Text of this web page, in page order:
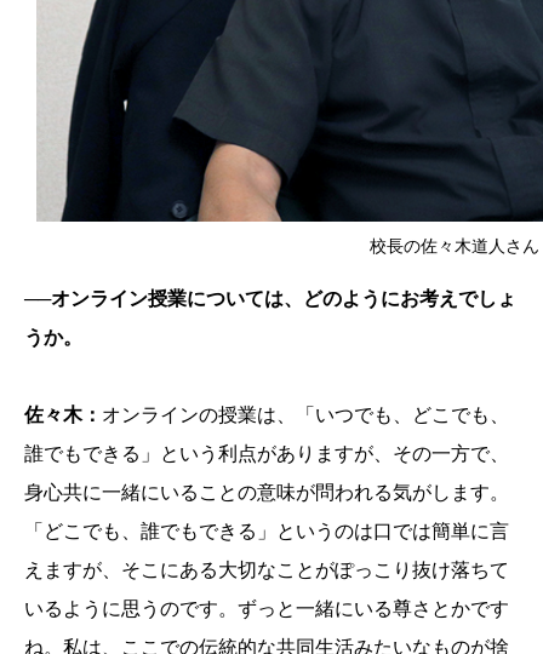
校長の佐々木道人さん
──オンライン授業については、どのようにお考えでしょ
うか。
佐々木： オンラインの授業は、「いつでも、どこでも、
誰でもできる」という利点がありますが、その一方で、
身心共に一緒にいることの意味が問われる気がします。
「どこでも、誰でもできる」というのは口では簡単に言
えますが、そこにある大切なことがぽっこり抜け落ちて
いるように思うのです。ずっと一緒にいる尊さとかです
ね。私は、ここでの伝統的な共同生活みたいなものが捨